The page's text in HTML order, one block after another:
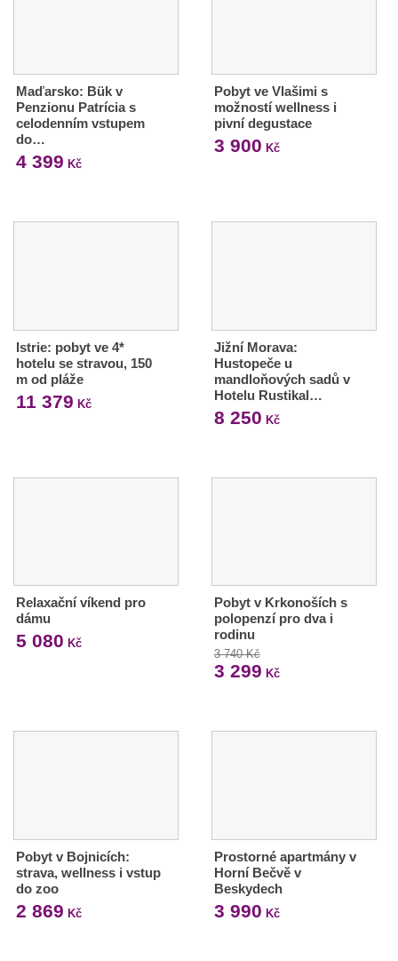
Maďarsko: Bük v
Penzionu Patrícia s
celodenním vstupem
do…
4 399 Kč
Pobyt ve Vlašimi s
možností wellness i
pivní degustace
3 900 Kč
Istrie: pobyt ve 4*
hotelu se stravou, 150
m od pláže
11 379 Kč
Jižní Morava:
Hustopeče u
mandloňových sadů v
Hotelu Rustikal…
8 250 Kč
Relaxační víkend pro
dámu
5 080 Kč
Pobyt v Krkonoších s
polopenzí pro dva i
rodinu
3 740 Kč
3 299 Kč
Pobyt v Bojnicích:
strava, wellness i vstup
do zoo
2 869 Kč
Prostorné apartmány v
Horní Bečvě v
Beskydech
3 990 Kč